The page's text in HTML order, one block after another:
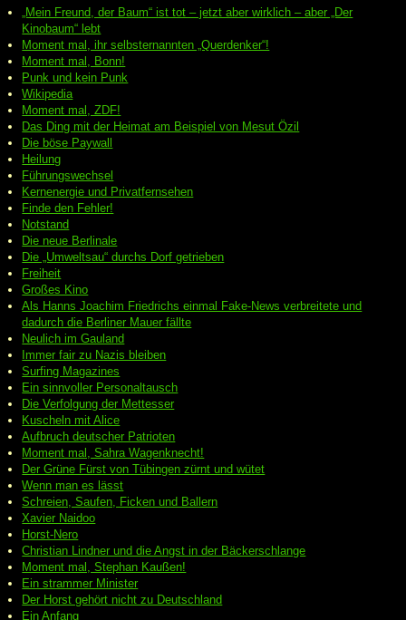
„Mein Freund, der Baum“ ist tot – jetzt aber wirklich – aber „Der
Kinobaum“ lebt
Moment mal, ihr selbsternannten „Querdenker“!
Moment mal, Bonn!
Punk und kein Punk
Wikipedia
Moment mal, ZDF!
Das Ding mit der Heimat am Beispiel von Mesut Özil
Die böse Paywall
Heilung
Führungswechsel
Kernenergie und Privatfernsehen
Finde den Fehler!
Notstand
Die neue Berlinale
Die „Umweltsau“ durchs Dorf getrieben
Freiheit
Großes Kino
Als Hanns Joachim Friedrichs einmal Fake-News verbreitete und
dadurch die Berliner Mauer fällte
Neulich im Gauland
Immer fair zu Nazis bleiben
Surfing Magazines
Ein sinnvoller Personaltausch
Die Verfolgung der Mettesser
Kuscheln mit Alice
Aufbruch deutscher Patrioten
Moment mal, Sahra Wagenknecht!
Der Grüne Fürst von Tübingen zürnt und wütet
Wenn man es lässt
Schreien, Saufen, Ficken und Ballern
Xavier Naidoo
Horst-Nero
Christian Lindner und die Angst in der Bäckerschlange
Moment mal, Stephan Kaußen!
Ein strammer Minister
Der Horst gehört nicht zu Deutschland
Ein Anfang